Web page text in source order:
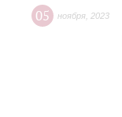
05 ноября 2023